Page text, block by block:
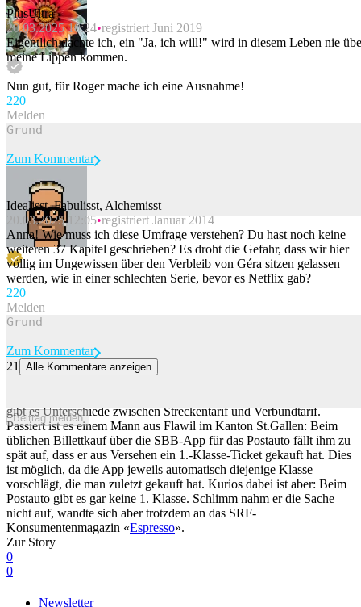
PlusUltra
20.03.2025 10:24 registriert Juni 2019
Eigentlich dachte ich, ein "Ja, ich will!" wird in diesem Leben nie
meine Lippen kommen.
Nun gut, für Roger mache ich eine Ausnahme!
220
Melden
Beitrag melden
Zum Kommentar
Idealisst, Fabulisst, Alchemisst
20.03.2025 12:05 registriert Januar 2014
Anna! Wie muss ich diese Umfrage verstehen? Du hast noch keine
weiteren 37 Kapitel geschrieben? Es droht die Gefahr, dass wir hier
völlig im Ungewissen über den Verbleib von Géra sitzen gelassen
werden, wie in einer schlechten Serie, bevor es Netflix gab?
220
Melden
Beitrag melden
Zum Kommentar
21
Alle Kommentare anzeigen
gibt es Unterschiede zwischen Streckentarif und Verbundtarif.
Passiert ist es einem Mann aus Flawil im Kanton St.Gallen: Beim
üblichen Billettkauf über die SBB-App für das Postauto fällt ihm zu
spät auf, dass er aus Versehen ein 1.-Klasse-Ticket gekauft hat. Dies
ist möglich, da die App jeweils automatisch diejenige Klasse
vorschlägt, die man zuletzt gekauft hat. Kurios dabei ist aber: Beim
Postauto gibt es gar keine 1. Klasse. Schlimm nahm er die Sache
nicht auf, wandte sich aber trotzdem an das SRF-
Konsumentenmagazin «Espresso».
Zur Story
0
0
Newsletter